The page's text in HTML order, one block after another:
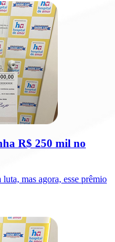
R$ 250 mil no
mas agora, esse prêmio